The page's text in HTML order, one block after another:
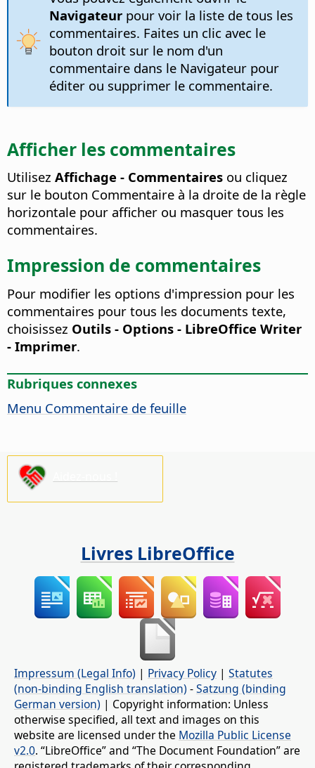
Navigateurpour voir la liste de tous les
commentaires. Faites un clic avec le
bouton droit sur le nom d'un
commentaire dans le Navigateur pour
éditer ou supprimer le commentaire.
Afficher les commentaires
Utilisez Affichage - Commentaires ou cliquez
sur le bouton Commentaire à la droite de la règle
horizontale pour afficher ou masquer tous les
commentaires.
Impression de commentaires
Pour modifier les options d'impression pour les
commentaires pour tous les documents texte,
choisissez Outils - Options - LibreOffice Writer
- Imprimer.
Rubriques connexes
Menu Commentaire de feuille
Livres LibreOffice
Impressum (Legal Info) | Privacy Policy | Statutes
(non-binding English translation) -Satzung (binding
German version) | Copyright information: Unless
otherwise specified, all text and images on this
website are licensed under the Mozilla Public License
v2.0. “LibreOffice” and “The Document Foundation” are